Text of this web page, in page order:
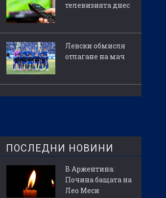
телевизията днес
Левски обмисля
отлагане на мач
ПОСЛЕДНИ НОВИНИ
В Аржентина:
Почина бащата на
Лео Меси